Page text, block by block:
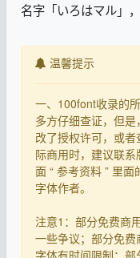
名字「いろはマル」
温馨提示
一、100font收录的
多方仔细查证，但
改了授权许可，或
际商用时，建议联
面 “ 参考资料 ” 里
字体作者。
注意1：部分免费商
一些争议；部分免